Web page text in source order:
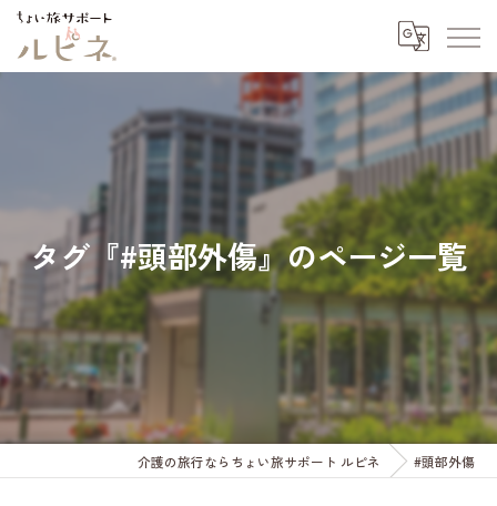
タグ『#頭部外傷』のページ一覧
介護の旅行ならちょい旅サポート ルピネ #頭部外傷